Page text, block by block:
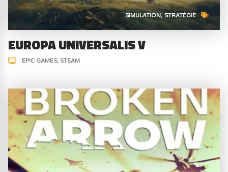
SIMULATION STRATÉGIE
EUROPA UNIVERSALIS V
EPIC GAMES STEAM